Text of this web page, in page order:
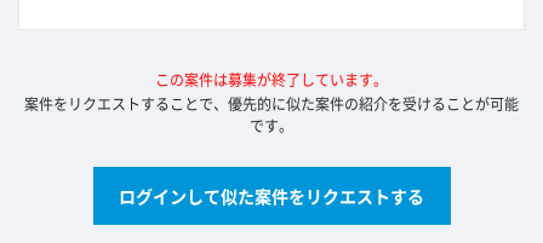
この案件は募集が終了しています。
案件をリクエストすることで、優先的に似た案件の紹介を受けることが可能
です。
ログインして似た案件をリクエストする